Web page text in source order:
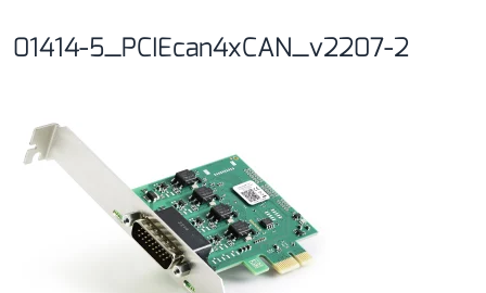
01414-5_PCIEcan4xCAN_v2207-2